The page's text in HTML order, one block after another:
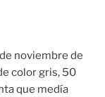
noviembre de
color gris, 50
que medía